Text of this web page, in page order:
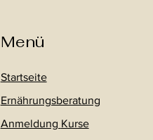
Menü
Startseite
Ernährungsberatung
Anmeldung Kurse